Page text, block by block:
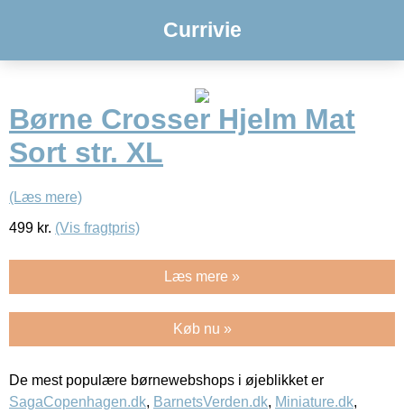
Currivie
Børne Crosser Hjelm Mat
Sort str. XL
(Læs mere)
499 kr. (Vis fragtpris)
Læs mere »
Køb nu »
De mest populære børnewebshops i øjeblikket er
SagaCopenhagen.dk, BarnetsVerden.dk, Miniature.dk,